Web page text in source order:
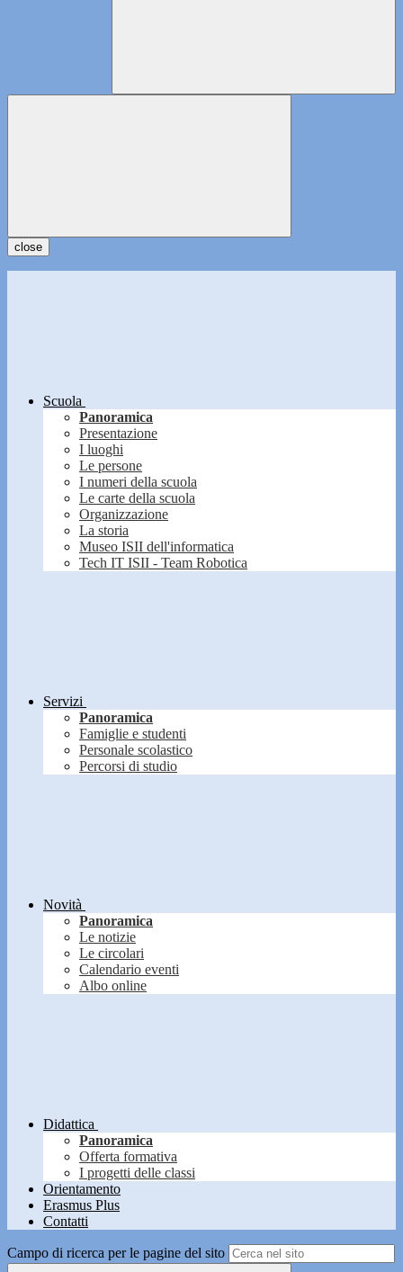
close
Scuola
Panoramica
Presentazione
I luoghi
Le persone
I numeri della scuola
Le carte della scuola
Organizzazione
La storia
Museo ISII dell'informatica
Tech IT ISII - Team Robotica
Servizi
Panoramica
Famiglie e studenti
Personale scolastico
Percorsi di studio
Novità
Panoramica
Le notizie
Le circolari
Calendario eventi
Albo online
Didattica
Panoramica
Offerta formativa
I progetti delle classi
Orientamento
Erasmus Plus
Contatti
Campo di ricerca per le pagine del sito